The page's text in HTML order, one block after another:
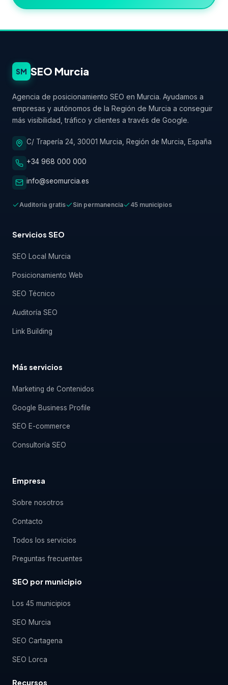
SM SEO Murcia
Agencia de posicionamiento SEO en Murcia. Ayudamos a
empresas y autónomos de la Región de Murcia a conseguir
más visibilidad, tráfico y clientes a través de Google.
C/ Trapería 24, 30001 Murcia, Región de Murcia, España
+34 968 000 000
info@seomurcia.es
Auditoría gratis Sin permanencia 45 municipios
Servicios SEO
SEO Local Murcia
Posicionamiento Web
SEO Técnico
Auditoría SEO
Link Building
Más servicios
Marketing de Contenidos
Google Business Profile
SEO E-commerce
Consultoría SEO
Empresa
Sobre nosotros
Contacto
Todos los servicios
Preguntas frecuentes
SEO por municipio
Los 45 municipios
SEO Murcia
SEO Cartagena
SEO Lorca
Recursos